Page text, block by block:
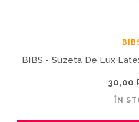
BIBS - Suzeta De Lux
30,00
ÎN